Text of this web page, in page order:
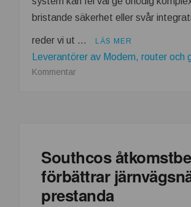
bristande säkerhet eller svår
reder vi ut … LÄS MER
Leverantörer av Modem, router och
Kommentar
välj
rätt
uppkoppling
för
Southcos
förbättrar
prestanda